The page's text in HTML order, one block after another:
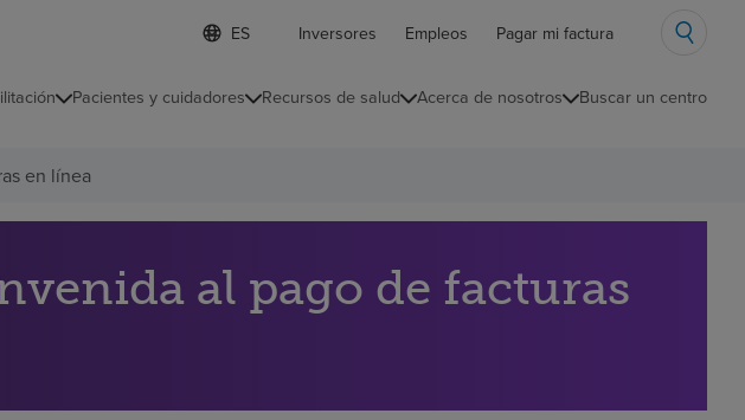
Lista
de
contraída
d
o
m
e
i
Inversores Empleos Pagar mi factura
Pacientes y cuidadores Recursos de salud Acerca de nosotros Buscar un centro
en línea
al pago de facturas